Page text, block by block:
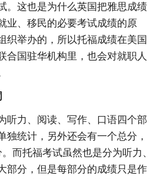
。这也是为什么英国把雅思成绩
业、移民的必要考试成绩的原
织举办的，所以托福成绩在美国
合国驻华机构里，也会对就职人
听力、阅读、写作、口语四个部
独统计，另外还会有一个总分，
而托福考试虽然也是分为听力、
部分，但是每部分的成绩只是作